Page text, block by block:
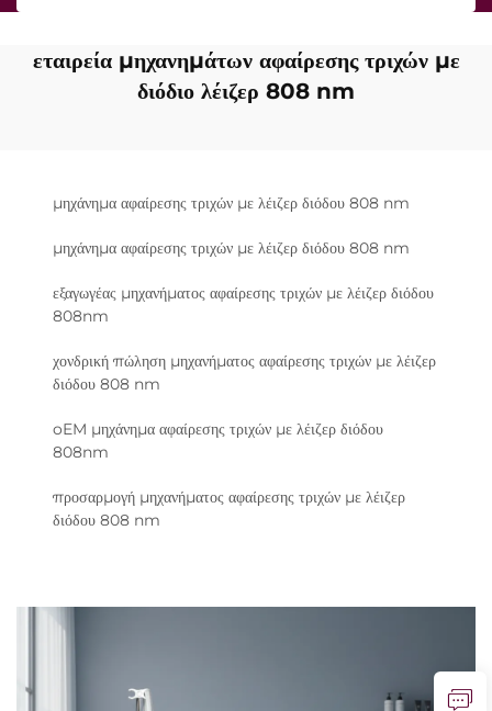
εταιρεία μηχανημάτων αφαίρεσης τριχών με
διόδιο λέιζερ 808 nm
μηχάνημα αφαίρεσης τριχών με λέιζερ διόδου 808 nm
μηχάνημα αφαίρεσης τριχών με λέιζερ διόδου 808 nm
εξαγωγέας μηχανήματος αφαίρεσης τριχών με λέιζερ διόδου
808nm
χονδρική πώληση μηχανήματος αφαίρεσης τριχών με λέιζερ
διόδου 808 nm
oEM μηχάνημα αφαίρεσης τριχών με λέιζερ διόδου
808nm
προσαρμογή μηχανήματος αφαίρεσης τριχών με λέιζερ
διόδου 808 nm